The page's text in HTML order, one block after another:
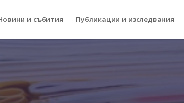
и събития Публикации и изследвания